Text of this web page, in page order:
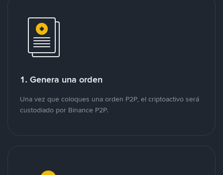
1. Genera una orden
Una vez que coloques una orden P2P, el criptoactivo será
custodiado por Binance P2P.